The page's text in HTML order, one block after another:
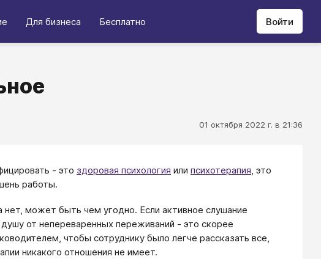
Для бизнеса Бесплатно Войти
01 октября 2022 г. в 21:36
- это здоровая психология или психотерапия, это
работы.
нет, может быть чем угодно. Если активное слушание
от непереваренных переживаний - это скорее
чтобы сотруднику было легче рассказать все,
никакого отношения не имеет.